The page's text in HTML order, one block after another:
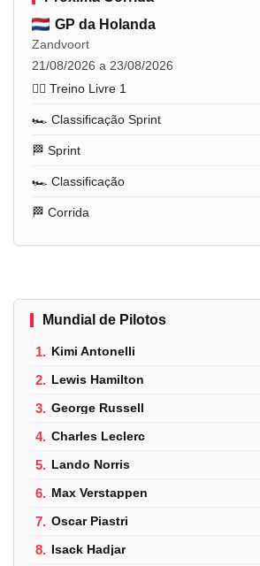
GP da Holanda
Zandvoort
21/08/2026 a 23/08/2026
🏋️‍♂️ Treino Livre 1
🏎️ Classificação Sprint
🏁 Sprint
🏎️ Classificação
🏁 Corrida
Mundial de Pilotos
1. Kimi Antonelli
2. Lewis Hamilton
3. George Russell
4. Charles Leclerc
5. Lando Norris
6. Max Verstappen
7. Oscar Piastri
8. Isack Hadjar